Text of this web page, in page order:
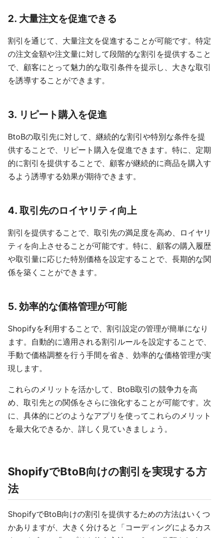
2. 大量注文を促進できる
割引を通じて、大量注文を促進することが可能です。特定
の注文金額や注文量に対して段階的な割引を提供すること
で、顧客にとって魅力的な取引条件を提示し、大きな取引
を誘導することができます。
3. リピート購入を促進
BtoBの取引先に対して、継続的な割引や特別な条件を提
供することで、リピート購入を促進できます。特に、定期
的に割引を提供することで、顧客が継続的に商品を購入す
るよう誘導する効果が期待できます。
4. 取引先のロイヤリティ向上
割引を提供することで、取引先の満足度を高め、ロイヤリ
ティを向上させることが可能です。特に、顧客の購入履歴
や取引量に応じた特別価格を設定することで、長期的な関
係を築くことができます。
5. 効率的な価格管理が可能
Shopifyを利用することで、割引設定の管理が簡単になり
ます。自動的に適用される割引ルールを設定することで、
手動で価格調整を行う手間を省き、効率的な価格管理が実
現します。
これらのメリットを活かして、BtoB取引の競争力を高
め、取引先との関係をさらに強化することが可能です。次
に、具体的にどのようなアプリを使ってこれらのメリット
を最大化できるか、詳しく見ていきましょう。
ShopifyでBtoB向けの割引を実現する方
法
ShopifyでBtoB向けの割引を提供するための方法はいくつ
かありますが、大きく分けると「コーディングによるカス